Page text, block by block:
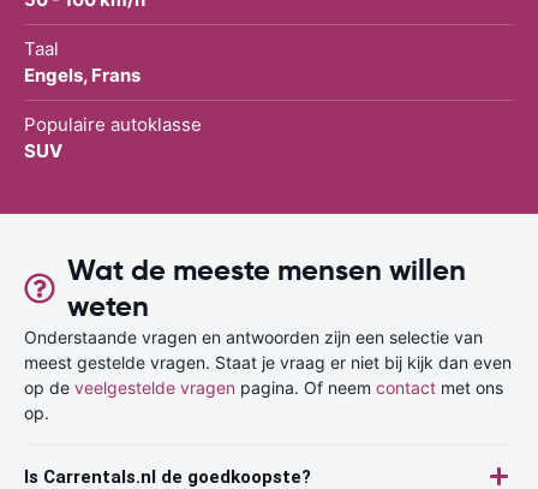
Taal
Engels, Frans
Populaire autoklasse
SUV
Wat de meeste mensen willen
weten
Onderstaande vragen en antwoorden zijn een selectie van
meest gestelde vragen. Staat je vraag er niet bij kijk dan even
op de veelgestelde vragen pagina. Of neem contact met ons
op.
Is Carrentals.nl de goedkoopste?